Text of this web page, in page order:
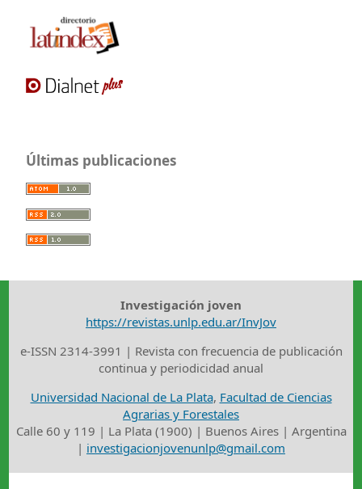
Últimas publicaciones
Investigación joven
https://revistas.unlp.edu.ar/InvJov
e-ISSN 2314-3991 | Revista con frecuencia de publicación
continua y periodicidad anual
Universidad Nacional de La Plata, Facultad de Ciencias
Agrarias y Forestales
Calle 60 y 119 | La Plata (1900) | Buenos Aires | Argentina
| investigacionjovenunlp@gmail.com